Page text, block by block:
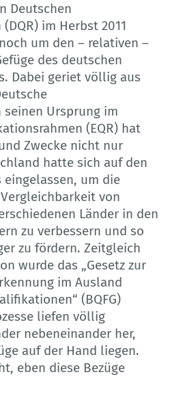
Deutschen
im Herbst 2011
um den – relativen –
des deutschen
Dabei geriet völlig aus
Ursprung im
(EQR) hat
Zwecke nicht nur
hatte sich auf den
eingelassen, um die
von
Länder in den
zu verbessern und so
zu fördern. Zeitgleich
wurde das „Gesetz zur
im Ausland
(BQFG)
liefen völlig
nebeneinander her,
auf der Hand liegen.
eben diese Bezüge